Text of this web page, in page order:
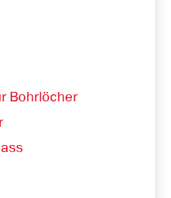
Bohrlöcher